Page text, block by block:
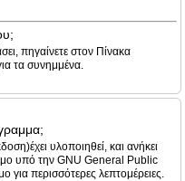
πηγαίνετε στον Πίνακα
τα συνημμένα.
υλοποιηθεί, και ανήκει
υπό την GNU General Public
για περισσότερες λεπτομέρειες.